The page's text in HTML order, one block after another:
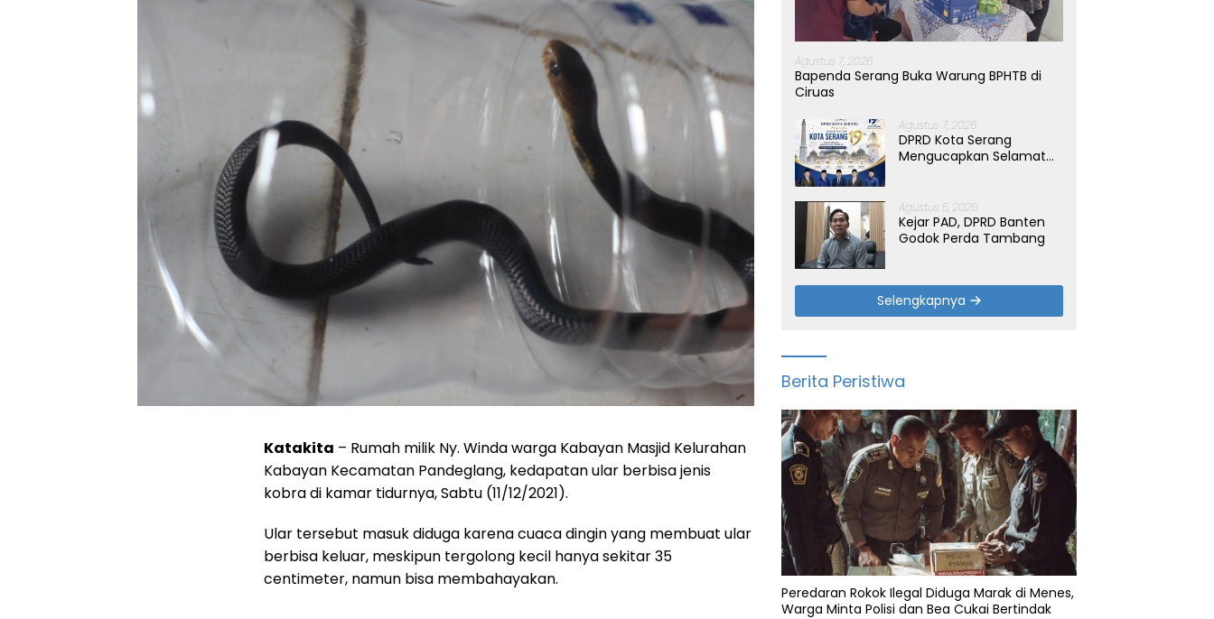
Katakita – Rumah milik Ny. Winda warga Kabayan Masjid Kelurahan
Kabayan Kecamatan Pandeglang, kedapatan ular berbisa jenis
kobra di kamar tidurnya, Sabtu (11/12/2021).
Ular tersebut masuk diduga karena cuaca dingin yang membuat ular
berbisa keluar, meskipun tergolong kecil hanya sekitar 35
centimeter, namun bisa membahayakan.
Agustus 7, 2026
Bapenda Serang Buka Warung BPHTB di
Ciruas
Agustus 7, 2026
DPRD Kota Serang
Mengucapkan Selamat
Agustus 5, 2026
Kejar PAD, DPRD Banten
Godok Perda Tambang
Selengkapnya
Berita Peristiwa
Peredaran Rokok Ilegal Diduga Marak di Menes,
Warga Minta Polisi dan Bea Cukai Bertindak